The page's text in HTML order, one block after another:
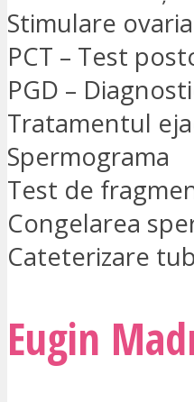
Stimulare
PCT – Test
PGD –
Tratamentul
Spermograma
Test de
Congelarea
Cateterizare
Eugin